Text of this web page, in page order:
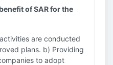
of SAR for the
are conducted
plans. b) Providing
to adopt